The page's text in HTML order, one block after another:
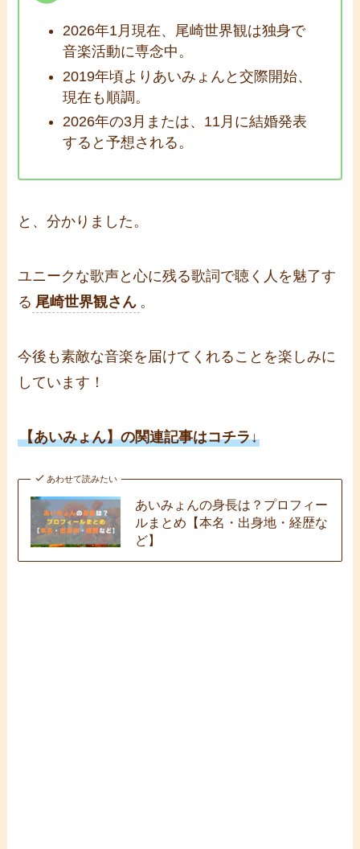
2026年1月現在、尾崎世界観は独身で
音楽活動に専念中。
2019年頃よりあいみょんと交際開始、
現在も順調。
2026年の3月または、11月に結婚発表
すると予想される。
と、分かりました。
ユニークな歌声と心に残る歌詞で聴く人を魅了す
る 尾崎世界観さん 。
今後も素敵な音楽を届けてくれることを楽しみに
しています！
【あいみょん】の関連記事はコチラ↓
あわせて読みたい
あいみょんの身長は？プロフィー
ルまとめ【本名・出身地・経歴な
ど】